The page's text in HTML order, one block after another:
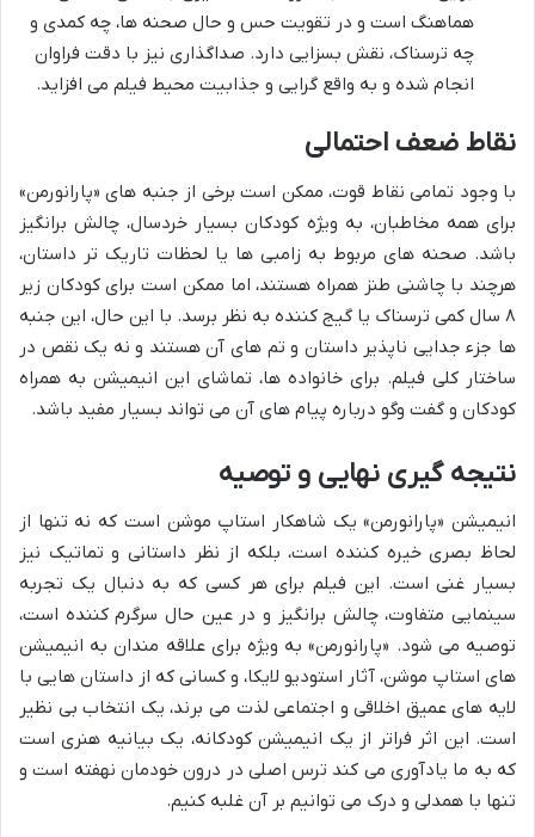
هماهنگ است و در تقویت حس و حال صحنه ها، چه کمدی و
چه ترسناک، نقش بسزایی دارد. صداگذاری نیز با دقت فراوان
انجام شده و به واقع گرایی و جذابیت محیط فیلم می افزاید.
نقاط ضعف احتمالی
با وجود تمامی نقاط قوت، ممکن است برخی از جنبه های «پارانورمن»
برای همه مخاطبان، به ویژه کودکان بسیار خردسال، چالش برانگیز
باشد. صحنه های مربوط به زامبی ها یا لحظات تاریک تر داستان،
هرچند با چاشنی طنز همراه هستند، اما ممکن است برای کودکان زیر
۸ سال کمی ترسناک یا گیج کننده به نظر برسد. با این حال، این جنبه
ها جزء جدایی ناپذیر داستان و تم های آن هستند و نه یک نقص در
ساختار کلی فیلم. برای خانواده ها، تماشای این انیمیشن به همراه
کودکان و گفت وگو درباره پیام های آن می تواند بسیار مفید باشد.
نتیجه گیری نهایی و توصیه
انیمیشن «پارانورمن» یک شاهکار استاپ موشن است که نه تنها از
لحاظ بصری خیره کننده است، بلکه از نظر داستانی و تماتیک نیز
بسیار غنی است. این فیلم برای هر کسی که به دنبال یک تجربه
سینمایی متفاوت، چالش برانگیز و در عین حال سرگرم کننده است،
توصیه می شود. «پارانورمن» به ویژه برای علاقه مندان به انیمیشن
های استاپ موشن، آثار استودیو لایکا، و کسانی که از داستان هایی با
لایه های عمیق اخلاقی و اجتماعی لذت می برند، یک انتخاب بی نظیر
است. این اثر فراتر از یک انیمیشن کودکانه، یک بیانیه هنری است
که به ما یادآوری می کند ترس اصلی در درون خودمان نهفته است و
تنها با همدلی و درک می توانیم بر آن غلبه کنیم.